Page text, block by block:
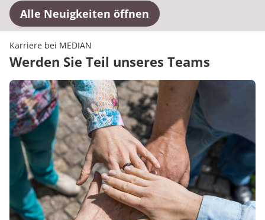
Alle Neuigkeiten öffnen
Karriere bei MEDIAN
Werden Sie Teil unseres Teams